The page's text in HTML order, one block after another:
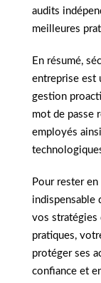
audits
meilleures
En résumé,
entreprise est
gestion
mot de passe
employés
Pour rester
indispensable
vos stratégies
pratiques,
protéger ses
confiance et